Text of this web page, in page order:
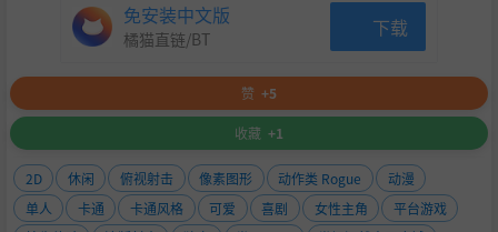
免安装中文版
橘猫直链/BT 下载
赞 +5
收藏 +1
2D 休闲 俯视射击 像素图形 动作类 Rogue
动漫
单人
卡通 卡通风格 可爱 喜剧 女性主角
平台游戏